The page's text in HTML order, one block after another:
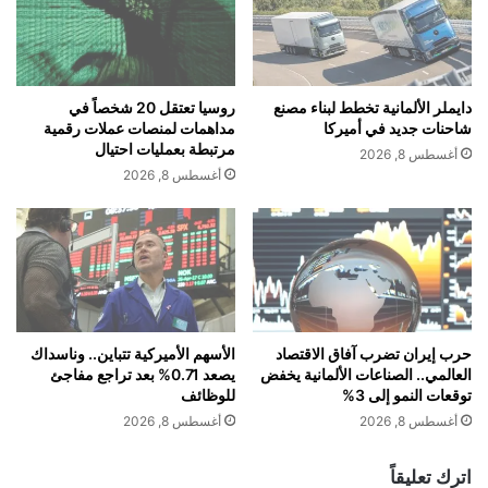
alkhaleej-news.net — أثرياء أفريقيا يتجهون للعقارات
لحماية ثرواتهم.. طفرة شراء رغم التقلبات
l
P
e
r
o
n
c
e
t
o
M
o
d
e
r
ع
ي
ت
ط
ح
ب
ش
ر
"
ن
ي
ك
ا
ي
"
ا
ي
دايملر الألمانية تخطط لبناء مصنع
شاحنات جديد في أميركا
أغسطس 8, 2026
روسيا تعتقل 20 شخصاً في
مداهمات لمنصات عملات رقمية
مرتبطة بعمليات احتيال
أغسطس 8, 2026
حرب إيران تضرب آفاق الاقتصاد
العالمي.. الصناعات الألمانية يخفض
توقعات النمو إلى 3%
أغسطس 8, 2026
الأسهم الأميركية تتباين.. وناسداك
يصعد 0.71% بعد تراجع مفاجئ
للوظائف
أغسطس 8, 2026
اترك تعليقاً